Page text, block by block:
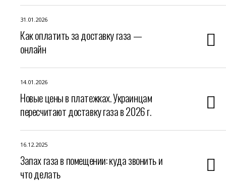
31.01.2026
Как оплатить за доставку газа —
онлайн
14.01.2026
Новые цены в платежках. Украинцам
пересчитают доставку газа в 2026 г.
16.12.2025
Запах газа в помещении: куда звонить и
что делать